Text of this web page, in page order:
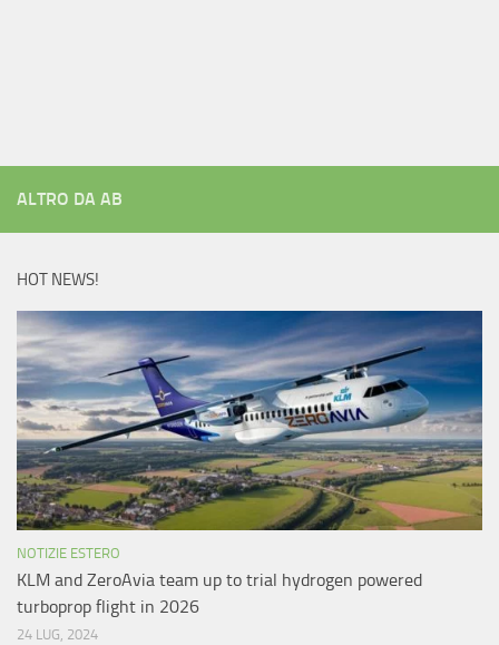
ALTRO DA AB
HOT NEWS!
NOTIZIE ESTERO
KLM and ZeroAvia team up to trial hydrogen powered
turboprop flight in 2026
24 LUG, 2024